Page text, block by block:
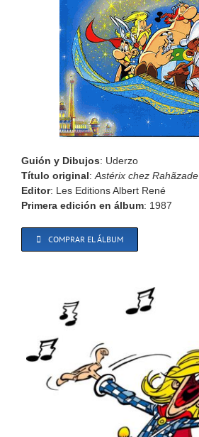
Guión y Dibujos: Uderzo
Título original: Astérix chez Rahãzade
Editor: Les Editions Albert René
Primera edición en álbum: 1987
COMPRAR EL ÁLBUM